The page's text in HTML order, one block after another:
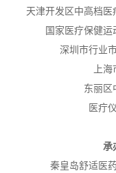
天津开发区中高档
国家医疗保健
深圳市行业
上
东丽区
医疔
承
秦皇岛舒适医